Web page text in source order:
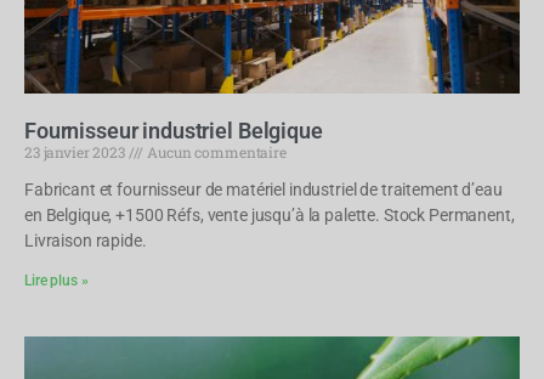
Fournisseur industriel Belgique
23 janvier 2023
Aucun commentaire
Fabricant et fournisseur de matériel industriel de traitement d’eau
en Belgique, +1500 Réfs, vente jusqu’à la palette. Stock Permanent,
Livraison rapide.
Lire plus »